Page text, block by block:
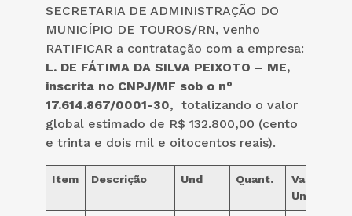
SECRETARIA DE ADMINISTRAÇÃO DO
MUNICÍPIO DE TOUROS/RN, venho
RATIFICAR a contratação com a empresa:
L. DE FÁTIMA DA SILVA PEIXOTO – ME,
inscrita no CNPJ/MF sob o n°
17.614.867/0001-30, totalizando o valor
global estimado de R$ 132.800,00 (cento
e trinta e dois mil e oitocentos reais).
Item Descrição Und Quant.
Valor
Unitário